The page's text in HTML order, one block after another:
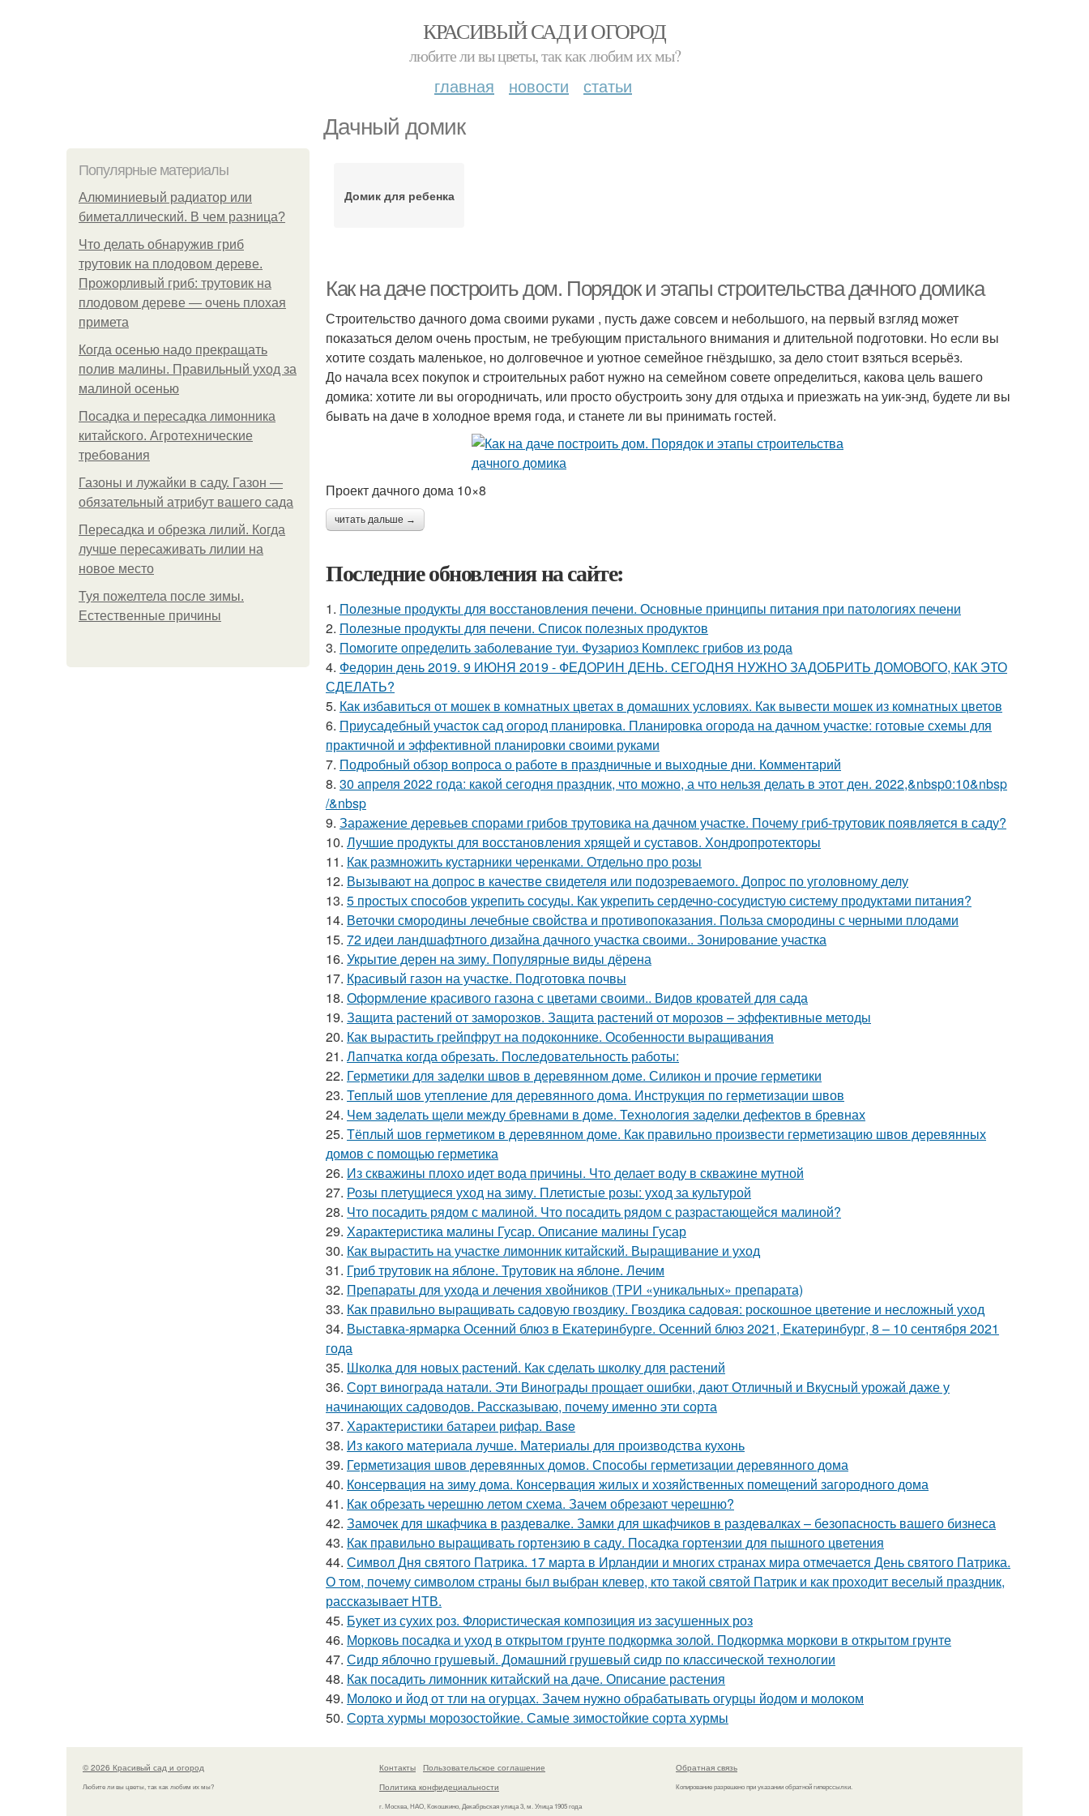
КРАСИВЫЙ САД И ОГОРОД
любите ли вы цветы, так как любим их мы?
главная новости статьи
Дачный домик
Популярные материалы
Алюминиевый радиатор или
биметаллический. В чем разница?
Что делать обнаружив гриб
трутовик на плодовом дереве.
Прожорливый гриб: трутовик на
плодовом дереве — очень плохая
примета
Когда осенью надо прекращать
полив малины. Правильный уход за
малиной осенью
Посадка и пересадка лимонника
китайского. Агротехнические
требования
Газоны и лужайки в саду. Газон —
обязательный атрибут вашего сада
Пересадка и обрезка лилий. Когда
лучше пересаживать лилии на
новое место
Туя пожелтела после зимы.
Естественные причины
Домик для ребенка
Как на даче построить дом. Порядок и этапы строительства дачного домика
Строительство дачного дома своими руками , пусть даже совсем и небольшого, на первый взгляд может
показаться делом очень простым, не требующим пристального внимания и длительной подготовки. Но если вы
хотите создать маленькое, но долговечное и уютное семейное гнёздышко, за дело стоит взяться всерьёз.
До начала всех покупок и строительных работ нужно на семейном совете определиться, какова цель вашего
домика: хотите ли вы огородничать, или просто обустроить зону для отдыха и приезжать на уик-энд, будете ли вы
бывать на даче в холодное время года, и станете ли вы принимать гостей.
Проект дачного дома 10×8
читать дальше →
Последние обновления на сайте:
1. Полезные продукты для восстановления печени. Основные принципы питания при патологиях печени
2. Полезные продукты для печени. Список полезных продуктов
3. Помогите определить заболевание туи. Фузариоз Комплекс грибов из рода
4. Федорин день 2019. 9 ИЮНЯ 2019 - ФЕДОРИН ДЕНЬ. СЕГОДНЯ НУЖНО ЗАДОБРИТЬ ДОМОВОГО, КАК ЭТО
СДЕЛАТЬ?
5. Как избавиться от мошек в комнатных цветах в домашних условиях. Как вывести мошек из комнатных цветов
6. Приусадебный участок сад огород планировка. Планировка огорода на дачном участке: готовые схемы для
практичной и эффективной планировки своими руками
7. Подробный обзор вопроса о работе в праздничные и выходные дни. Комментарий
8. 30 апреля 2022 года: какой сегодня праздник, что можно, а что нельзя делать в этот ден. 2022,&nbsp0:10&nbsp
/&nbsp
9. Заражение деревьев спорами грибов трутовика на дачном участке. Почему гриб-трутовик появляется в саду?
10. Лучшие продукты для восстановления хрящей и суставов. Хондропротекторы
11. Как размножить кустарники черенками. Отдельно про розы
12. Вызывают на допрос в качестве свидетеля или подозреваемого. Допрос по уголовному делу
13. 5 простых способов укрепить сосуды. Как укрепить сердечно-сосудистую систему продуктами питания?
14. Веточки смородины лечебные свойства и противопоказания. Польза смородины с черными плодами
15. 72 идеи ландшафтного дизайна дачного участка своими.. Зонирование участка
16. Укрытие дерен на зиму. Популярные виды дёрена
17. Красивый газон на участке. Подготовка почвы
18. Оформление красивого газона с цветами своими.. Видов кроватей для сада
19. Защита растений от заморозков. Защита растений от морозов – эффективные методы
20. Как вырастить грейпфрут на подоконнике. Особенности выращивания
21. Лапчатка когда обрезать. Последовательность работы:
22. Герметики для заделки швов в деревянном доме. Силикон и прочие герметики
23. Теплый шов утепление для деревянного дома. Инструкция по герметизации швов
24. Чем заделать щели между бревнами в доме. Технология заделки дефектов в бревнах
25. Тёплый шов герметиком в деревянном доме. Как правильно произвести герметизацию швов деревянных
домов с помощью герметика
26. Из скважины плохо идет вода причины. Что делает воду в скважине мутной
27. Розы плетущиеся уход на зиму. Плетистые розы: уход за культурой
28. Что посадить рядом с малиной. Что посадить рядом с разрастающейся малиной?
29. Характеристика малины Гусар. Описание малины Гусар
30. Как вырастить на участке лимонник китайский. Выращивание и уход
31. Гриб трутовик на яблоне. Трутовик на яблоне. Лечим
32. Препараты для ухода и лечения хвойников (ТРИ «уникальных» препарата)
33. Как правильно выращивать садовую гвоздику. Гвоздика садовая: роскошное цветение и несложный уход
34. Выставка-ярмарка Осенний блюз в Екатеринбурге. Осенний блюз 2021, Екатеринбург, 8 – 10 сентября 2021
года
35. Школка для новых растений. Как сделать школку для растений
36. Сорт винограда натали. Эти Винограды прощает ошибки, дают Отличный и Вкусный урожай даже у
начинающих садоводов. Рассказываю, почему именно эти сорта
37. Характеристики батареи рифар. Base
38. Из какого материала лучше. Материалы для производства кухонь
39. Герметизация швов деревянных домов. Способы герметизации деревянного дома
40. Консервация на зиму дома. Консервация жилых и хозяйственных помещений загородного дома
41. Как обрезать черешню летом схема. Зачем обрезают черешню?
42. Замочек для шкафчика в раздевалке. Замки для шкафчиков в раздевалках – безопасность вашего бизнеса
43. Как правильно выращивать гортензию в саду. Посадка гортензии для пышного цветения
44. Символ Дня святого Патрика. 17 марта в Ирландии и многих странах мира отмечается День святого Патрика.
О том, почему символом страны был выбран клевер, кто такой святой Патрик и как проходит веселый праздник,
рассказывает НТВ.
45. Букет из сухих роз. Флористическая композиция из засушенных роз
46. Морковь посадка и уход в открытом грунте подкормка золой. Подкормка моркови в открытом грунте
47. Сидр яблочно грушевый. Домашний грушевый сидр по классической технологии
48. Как посадить лимонник китайский на даче. Описание растения
49. Молоко и йод от тли на огурцах. Зачем нужно обрабатывать огурцы йодом и молоком
50. Сорта хурмы морозостойкие. Самые зимостойкие сорта хурмы
© 2026 Красивый сад и огород
Любите ли вы цветы, так как любим их мы?
Контакты
Пользовательское соглашение
Политика конфидециальности
г. Москва, НАО, Кокошкино, Декабрьская улица 3, м. Улица 1905 года
Обратная связь
Копирование разрешено при указании обратной гиперссылки.